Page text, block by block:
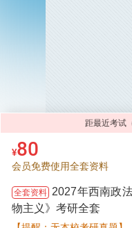
距最近考试
¥80
会员免费使用全套资料
全套资料 2027年西南政
物主义》考研全套